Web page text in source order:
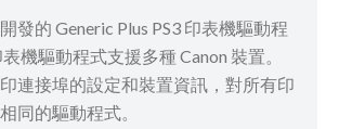
發的 Generic Plus PS3 印表機驅動程
機驅動程式支援多種 Canon 裝置。
連接埠的設定和裝置資訊，對所有印
同的驅動程式。